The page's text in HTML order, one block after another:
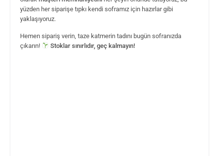
yüzden her siparişe tıpkı kendi soframız için hazırlar gibi
yaklaşıyoruz.
Hemen sipariş verin, taze katmerin tadını bugün sofranızda
çıkarın!
Stoklar sınırlıdır, geç kalmayın!